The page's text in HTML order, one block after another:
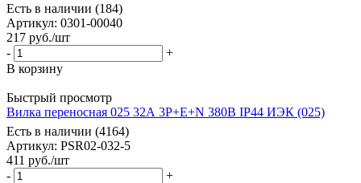
Есть в наличии (184)
Артикул: 0301-00040
217 руб./шт
-
+
В корзину
Быстрый просмотр
Вилка переносная 025 32А 3Р+Е+N 380В IP44 ИЭК (025)
Есть в наличии (4164)
Артикул: PSR02-032-5
411 руб./шт
-
+